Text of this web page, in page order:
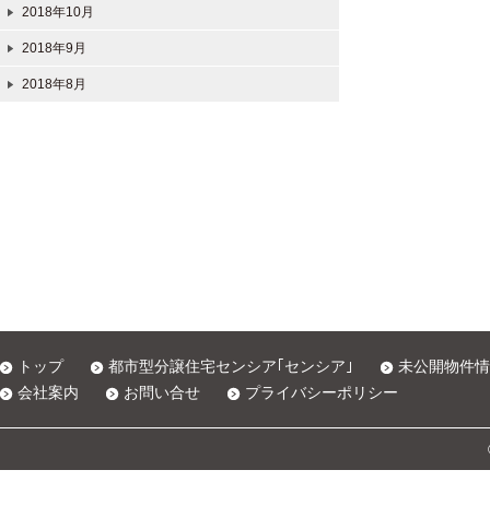
2018年10月
2018年9月
2018年8月
トップ 都市型分譲住宅センシア｢センシア｣
未公開物件
会社案内
お問い合せ プライバシーポリシー